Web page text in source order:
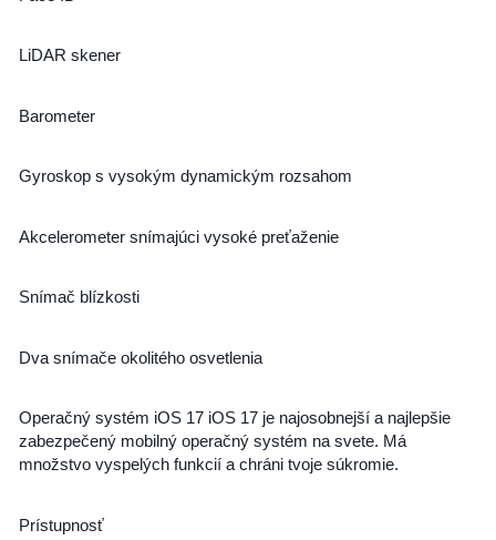
LiDAR skener
Barometer
Gyroskop s vysokým dynamickým rozsahom
Akcelerometer snímajúci vysoké preťaženie
Snímač blízkosti
Dva snímače okolitého osvetlenia
Operačný systém iOS 17 iOS 17 je najosobnejší a najlepšie
zabezpečený mobilný operačný systém na svete. Má
množstvo vyspelých funkcií a chráni tvoje súkromie.
Prístupnosť